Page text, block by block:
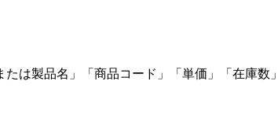
は製品名」「商品コード」「単価」「在庫数